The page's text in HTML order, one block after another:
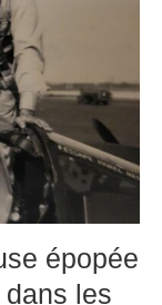
épopée
dans les